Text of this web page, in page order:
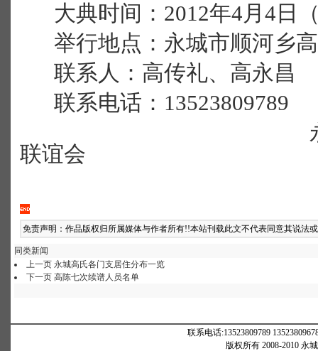
大典时间：2012年4月4日
举行地点：永城市顺河乡
联系人：高传礼、高永昌
联系电话：13523809789
永城市高陈
联谊会
免责声明：作品版权归所属媒体与作者所有!!本站刊载此文不代表同意其说法
同类新闻
上一页 永城高氏各门支居住分布一览
下一页 高陈七次续谱人员名单
联系电话:13523809789
版权所有 2008-2010 永